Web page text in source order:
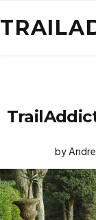
by